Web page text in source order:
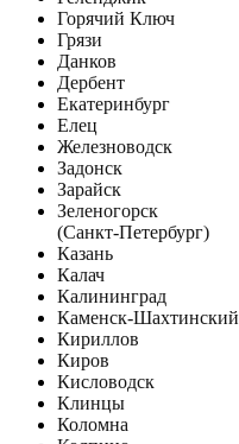
Горячий Ключ
Грязи
Данков
Дербент
Екатеринбург
Елец
Железноводск
Задонск
Зарайск
Зеленогорск
(Санкт-Петербург)
Казань
Калач
Калининград
Каменск-Шахтинский
Кириллов
Киров
Кисловодск
Клинцы
Коломна